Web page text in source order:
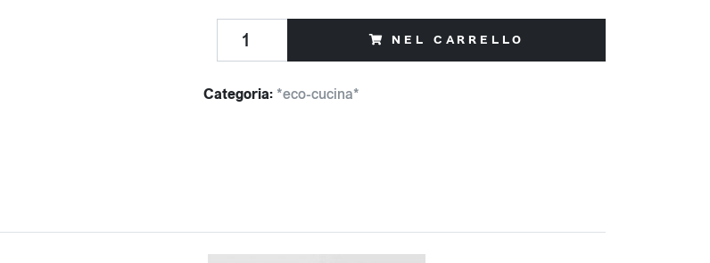
NEL CARRELLO
Categoria: *eco-cucina*